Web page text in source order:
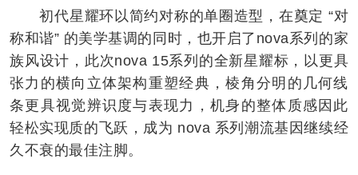
初代星耀环以简约对称的单圈造型，在奠定 “对
称和谐” 的美学基调的同时，也开启了nova系列的家
族风设计，此次nova 15系列的全新星耀标，以更具
张力的横向立体架构重塑经典，棱角分明的几何线
条更具视觉辨识度与表现力，机身的整体质感因此
轻松实现质的飞跃，成为 nova 系列潮流基因继续经
久不衰的最佳注脚。